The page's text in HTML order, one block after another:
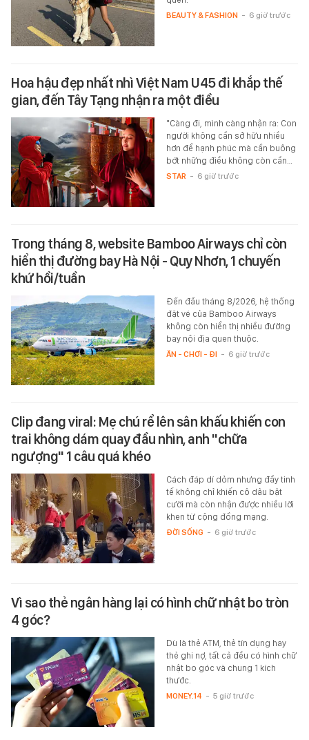
BEAUTY & FASHION - 6 giờ trước
Hoa hậu đẹp nhất nhì Việt Nam U45 đi khắp thế
gian, đến Tây Tạng nhận ra một điều
"Càng đi, mình càng nhận ra: Con
người không cần sở hữu nhiều
hơn để hạnh phúc mà cần buông
bớt những điều không còn cần…
STAR - 6 giờ trước
Trong tháng 8, website Bamboo Airways chỉ còn
hiển thị đường bay Hà Nội - Quy Nhơn, 1 chuyến
khứ hồi/tuần
Đến đầu tháng 8/2026, hệ thống
đặt vé của Bamboo Airways
không còn hiển thị nhiều đường
bay nội địa quen thuộc.
ĂN - CHƠI - ĐI - 6 giờ trước
Clip đang viral: Mẹ chú rể lên sân khấu khiến con
trai không dám quay đầu nhìn, anh "chữa
ngượng" 1 câu quá khéo
Cách đáp dí dỏm nhưng đầy tinh
tế không chỉ khiến cô dâu bật
cười mà còn nhận được nhiều lời
khen từ cộng đồng mạng.
ĐỜI SỐNG - 6 giờ trước
Vì sao thẻ ngân hàng lại có hình chữ nhật bo tròn
4 góc?
Dù là thẻ ATM, thẻ tín dụng hay
thẻ ghi nợ, tất cả đều có hình chữ
nhật bo góc và chung 1 kích
thước.
MONEY.14 - 5 giờ trước